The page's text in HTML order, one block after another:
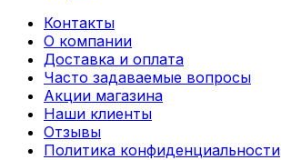
Контакты
О компании
Доставка и оплата
Часто задаваемые вопросы
Акции магазина
Наши клиенты
Отзывы
Политика конфиденциальности